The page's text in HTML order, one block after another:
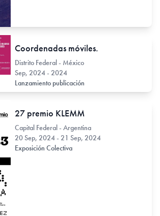
Coordenadas móviles.
Distrito Federal - México
Sep, 2024 - 2024
Lanzamiento publicación
27 premio KLEMM
Capital Federal - Argentina
20 Sep, 2024 - 21 Sep, 2024
Exposición Colectiva